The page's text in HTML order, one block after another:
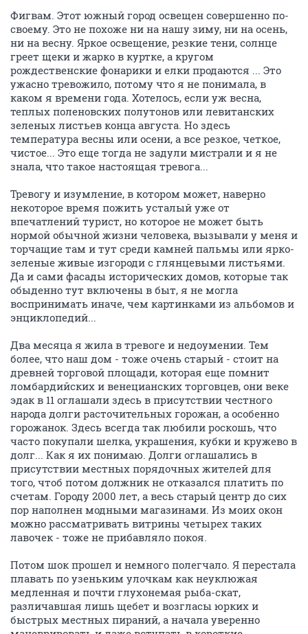
Фигвам. Этот южный город освещен совершенно по-
своему. Это не похоже ни на нашу зиму, ни на осень,
ни на весну. Яркое освещение, резкие тени, солнце
греет щеки и жарко в куртке, а кругом
рождественские фонарики и елки продаются ... Это
ужасно тревожило, потому что я не понимала, в
каком я времени года. Хотелось, если уж весна,
теплых поленовских полутонов или левитанских
зеленых листьев конца августа. Но здесь
температура весны или осени, а все резкое, четкое,
чистое... Это еще тогда не задули мистрали и я не
знала, что такое настоящая тревога...
Тревогу и изумление, в котором может, наверно
некоторое время пожить усталый уже от
впечатлений турист, но которое не может быть
нормой обычной жизни человека, вызывали у меня и
торчащие там и тут среди камней пальмы или ярко-
зеленые живые изгороди с глянцевыми листьями.
Да и сами фасады исторических домов, которые так
обыденно тут включены в быт, я не могла
воспринимать иначе, чем картинками из альбомов и
энциклопедий...
Два месяца я жила в тревоге и недоумении. Тем
более, что наш дом - тоже очень старый - стоит на
древней торговой площади, которая еще помнит
ломбардийских и венецианских торговцев, они веке
эдак в 11 оглашали здесь в присутствии честного
народа долги расточительных горожан, а особенно
горожанок. Здесь всегда так любили роскошь, что
часто покупали шелка, украшения, кубки и кружево в
долг... Как я их понимаю. Долги оглашались в
присутствии местных порядочных жителей для
того, чтоб потом должник не отказался платить по
счетам. Городу 2000 лет, а весь старый центр до сих
пор наполнен модными магазинами. Из моих окон
можно рассматривать витрины четырех таких
лавочек - тоже не прибавляло покоя.
Потом шок прошел и немного полегчало. Я перестала
плавать по узеньким улочкам как неуклюжая
медленная и почти глухонемая рыба-скат,
различавшая лишь щебет и возгласы юрких и
быстрых местных пираний, а начала уверенно